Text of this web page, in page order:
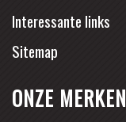
Interessante links
Sitemap
ONZE MERKEN